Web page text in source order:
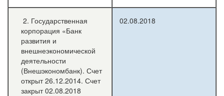
2. Государственная
корпорация «Банк
развития и
внешнеэкономической
деятельности
(Внешэкономбанк). Счет
открыт 26.12.2014. Счет
закрыт 02.08.2018
02.08.2018